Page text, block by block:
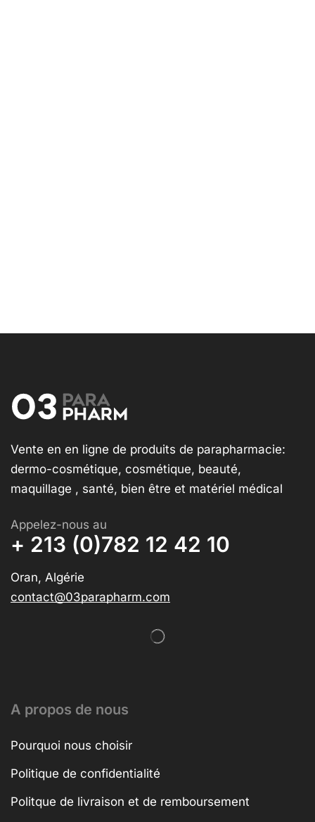
Vente en en ligne de produits de parapharmacie:
dermo-cosmétique, cosmétique, beauté,
maquillage , santé, bien être et matériel médical
Appelez-nous au
+ 213 (0)782 12 42 10
Oran, Algérie
contact@03parapharm.com
A propos de nous
Pourquoi nous choisir
Politique de confidentialité
Politque de livraison et de remboursement